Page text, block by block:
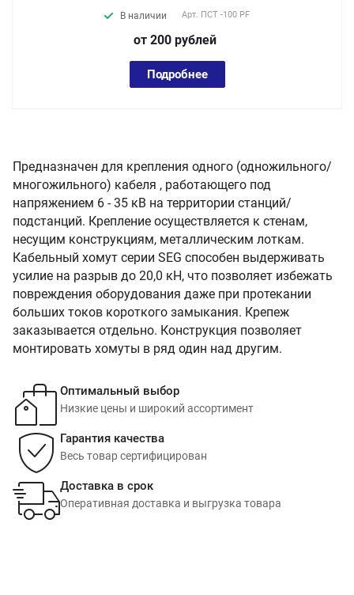
В наличии Арт. ПСТ -100 PF
от 200 рублей
Подробнее
Предназначен для крепления одного (одножильного/
многожильного) кабеля , работающего под
напряжением 6 - 35 кВ на территории станций/
подстанций. Крепление осуществляется к стенам,
несущим конструкциям, металлическим лоткам.
Кабельный хомут серии SEG способен выдерживать
усилие на разрыв до 20,0 кН, что позволяет избежать
повреждения оборудования даже при протекании
больших токов короткого замыкания. Крепеж
заказывается отдельно. Конструкция позволяет
монтировать хомуты в ряд один над другим.
Оптимальный выбор
Низкие цены и широкий ассортимент
Гарантия качества
Весь товар сертифицирован
Доставка в срок
Оперативная доставка и выгрузка товара